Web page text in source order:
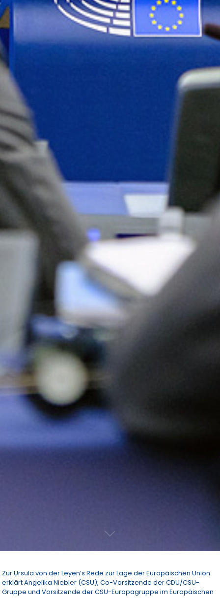
Zur Ursula von der Leyen’s Rede zur Lage der Europäischen Union
erklärt Angelika Niebler (CSU), Co-Vorsitzende der CDU/CSU-
Gruppe und Vorsitzende der CSU-Europagruppe im Europäischen